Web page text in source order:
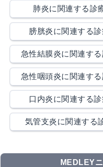
肺炎に関連する診
膀胱炎に関連する
急性結膜炎に関連す
急性咽頭炎に関連す
口内炎に関連する
気管支炎に関連する
MEDLEY